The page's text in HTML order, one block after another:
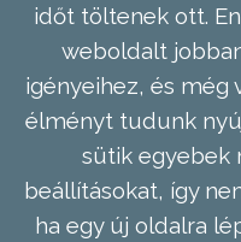
időt töltenek ott.
weboldalt
igényeihez, és még
élményt tudunk
sütik egyebek
beállításokat, így
ha egy új oldalra